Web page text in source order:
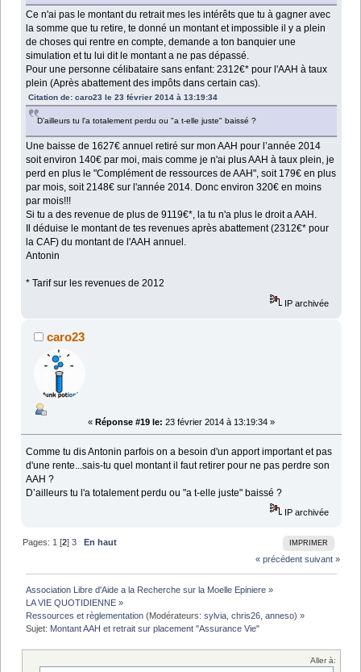
Ce n'ai pas le montant du retrait mes les intérêts que tu à gagner avec
la somme que tu retire, te donné un montant et impossible il y a plein
de choses qui rentre en compte, demande a ton banquier une
simulation et tu lui dit le montant a ne pas dépassé.
Pour une personne célibataire sans enfant: 2312€* pour l'AAH à taux
plein (Après abattement des impôts dans certain cas).
Citation de: caro23 le 23 février 2014 à 13:19:34
D’ailleurs tu l'a totalement perdu ou "a t-elle juste" baissé ?
Une baisse de 1627€ annuel retiré sur mon AAH pour l’année 2014
soit environ 140€ par moi, mais comme je n'ai plus AAH à taux plein, je
perd en plus le "Complément de ressources de AAH", soit 179€ en plus
par mois, soit 2148€ sur l'année 2014. Donc environ 320€ en moins
par mois!!!
Si tu a des revenue de plus de 9119€*, la tu n'a plus le droit a AAH.
Il déduise le montant de tes revenues après abattement (2312€* pour
la CAF) du montant de l'AAH annuel.
Antonin
* Tarif sur les revenues de 2012
IP archivée
caro23
« Réponse #19 le: 23 février 2014 à 13:19:34 »
Comme tu dis Antonin parfois on a besoin d'un apport important et pas
d'une rente...sais-tu quel montant il faut retirer pour ne pas perdre son
AAH ?
D’ailleurs tu l'a totalement perdu ou "a t-elle juste" baissé ?
IP archivée
IMPRIMER
Pages: 1 [2]3
En haut
« précédent suivant »
Association Libre d'Aide a la Recherche sur la Moelle Epiniere »
LA VIE QUOTIDIENNE »
Ressources et règlementation (Modérateurs:sylvia ,chris26 ,anneso) »
Sujet: Montant AAH et retrait sur placement "Assurance Vie"
Aller à: